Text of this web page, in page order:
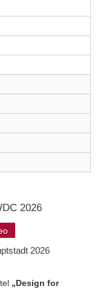
2026
2026
„Design for